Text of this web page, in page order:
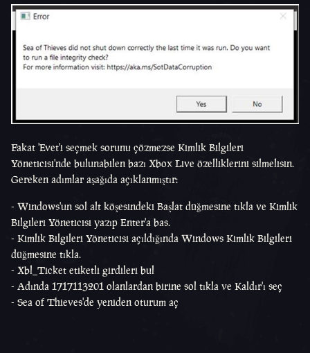
Fakat 'Evet'i seçmek sorunu çözmezse Kimlik Bilgileri
Yöneticisi'nde bulunabilen bazı Xbox Live özelliklerini silmelisin.
Gereken adımlar aşağıda açıklanmıştır:
- Windows'un sol alt köşesindeki Başlat düğmesine tıkla ve Kimlik
Bilgileri Yöneticisi yazıp Enter'a bas.
- Kimlik Bilgileri Yöneticisi açıldığında Windows Kimlik Bilgileri
düğmesine tıkla.
- Xbl_Ticket etiketli girdileri bul
- Adında 1717113201 olanlardan birine sol tıkla ve Kaldır'ı seç
- Sea of Thieves'de yeniden oturum aç